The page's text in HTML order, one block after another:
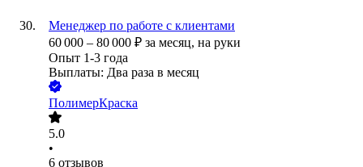
Менеджер по работе с клиентами
60 000 – 80 000 ₽ за месяц, на руки
Опыт 1-3 года
Выплаты: Два раза в месяц
ПолимерКраска
5.0
•
6 отзывов